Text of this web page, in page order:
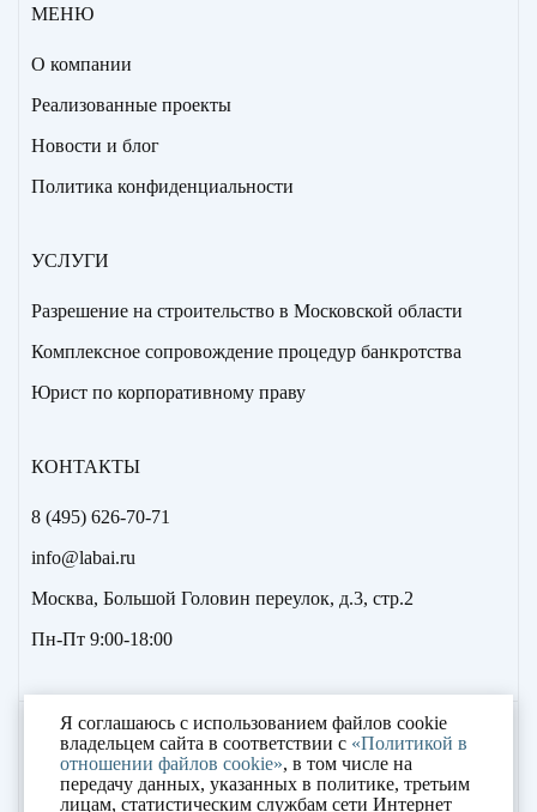
МЕНЮ
О компании
Реализованные проекты
Новости и блог
Политика конфиденциальности
УСЛУГИ
Разрешение на строительство в Московской области
Комплексное сопровождение процедур банкротства
Юрист по корпоративному праву
КОНТАКТЫ
8 (495) 626-70-71
info@labai.ru
Москва, Большой Головин переулок, д.3, стр.2
Пн-Пт 9:00-18:00
2000 – 2023 © «Лаборатория антикризисных
исследований»
Я соглашаюсь с использованием файлов cookie
владельцем сайта в соответствии с «Политикой в
отношении файлов cookie», в том числе на
передачу данных, указанных в политике, третьим
лицам, статистическим службам сети Интернет